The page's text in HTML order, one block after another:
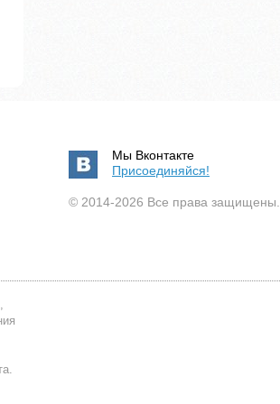
Мы Вконтакте
Присоединяйся!
© 2014-2026 Все права защищены.